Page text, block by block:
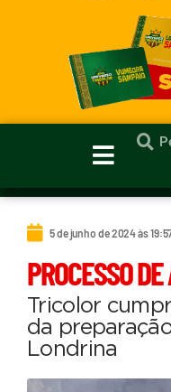
5 de junho de 2024 às
PROCESSO
Tricolor
da
Londrina